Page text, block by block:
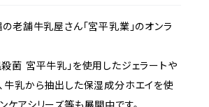
老舗牛乳屋さん「宮平乳業」のオンラ
菌 宮平牛乳」を使用したジェラートや
牛乳から抽出した保湿成分ホエイを使
ケアシリーズ等も展開中です。